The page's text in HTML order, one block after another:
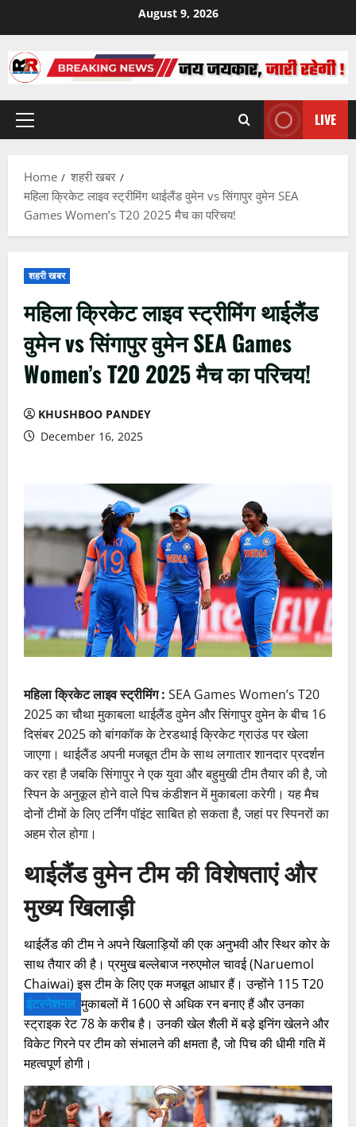
content
August 9, 2026
Primary
LIVE
Home
शहरी खबर
महिला क्रिकेट लाइव स्ट्रीमिंग थाईलैंड वुमेन vs सिंगापुर वुमेन SEA
Games Women’s T20 2025 मैच का परिचय!
शहरी खबर
महिला क्रिकेट लाइव स्ट्रीमिंग थाईलैंड
वुमेन vs सिंगापुर वुमेन SEA Games
Women’s T20 2025 मैच का परिचय!
KHUSHBOO PANDEY
December 16, 2025
महिला क्रिकेट लाइव स्ट्रीमिंग : SEA Games Women’s T20
2025 का चौथा मुकाबला थाईलैंड वुमेन और सिंगापुर वुमेन के बीच 16
दिसंबर 2025 को बांगकॉक के टेरडथाई क्रिकेट ग्राउंड पर खेला
जाएगा। थाईलैंड अपनी मजबूत टीम के साथ लगातार शानदार प्रदर्शन
कर रहा है जबकि सिंगापुर ने एक युवा और बहुमुखी टीम तैयार की है, जो
स्पिन के अनुकूल होने वाले पिच कंडीशन में मुकाबला करेगी। यह मैच
दोनों टीमों के लिए टर्निंग पॉइंट साबित हो सकता है, जहां पर स्पिनरों का
अहम रोल होगा।
थाईलैंड वुमेन टीम की विशेषताएं और
मुख्य खिलाड़ी
थाईलैंड की टीम ने अपने खिलाड़ियों की एक अनुभवी और स्थिर कोर के
साथ तैयार की है। प्रमुख बल्लेबाज नरुएमोल चावई (Naruemol
Chaiwai) इस टीम के लिए एक मजबूत आधार हैं। उन्होंने 115 T20
इंटरनेशनल मुकाबलों में 1600 से अधिक रन बनाए हैं और उनका
स्ट्राइक रेट 78 के करीब है। उनकी खेल शैली में बड़े इनिंग खेलने और
विकेट गिरने पर टीम को संभालने की क्षमता है, जो पिच की धीमी गति में
महत्वपूर्ण होगी।